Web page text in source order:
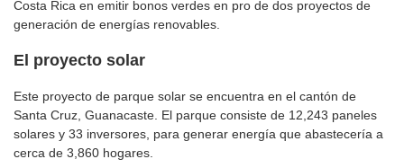
Costa Rica en emitir bonos verdes en pro de dos proyectos de
generación de energías renovables.
El proyecto solar
Este proyecto de parque solar se encuentra en el cantón de
Santa Cruz, Guanacaste. El parque consiste de 12,243 paneles
solares y 33 inversores, para generar energía que abastecería a
cerca de 3,860 hogares.